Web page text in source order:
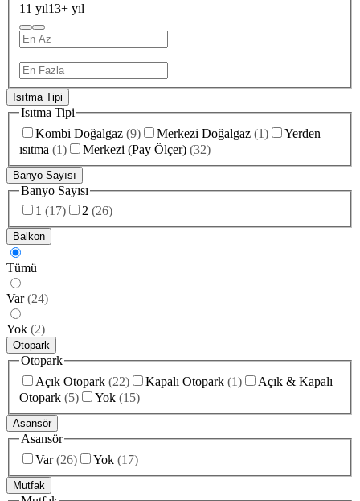
11 yıl13+ yıl
—
Isıtma Tipi
Isıtma Tipi
Kombi Doğalgaz (9) Merkezi Doğalgaz (1)
Yerden
ısıtma (1) Merkezi (Pay Ölçer) (32)
Banyo Sayısı
Banyo Sayısı
1 (17) 2 (26)
Balkon
Tümü
Var (24)
Yok (2)
Otopark
Otopark
Açık Otopark (22) Kapalı Otopark (1)
Açık & Kapalı
Otopark (5) Yok (15)
Asansör
Asansör
Var (26) Yok (17)
Mutfak